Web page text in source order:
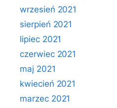
wrzesień 2021
sierpień 2021
lipiec 2021
czerwiec 2021
maj 2021
kwiecień 2021
marzec 2021